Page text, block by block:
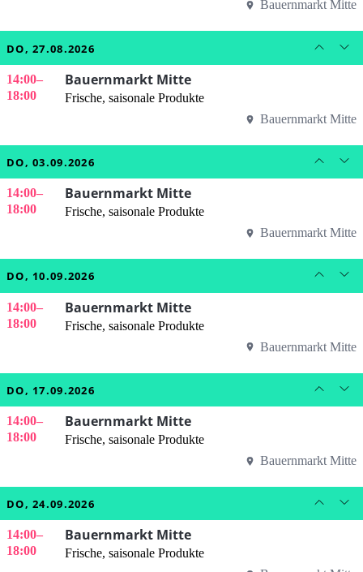
Bauernmarkt Mitte
DO, 27.08.2026
14:00–
18:00
Bauernmarkt Mitte
Frische, saisonale Produkte
Bauernmarkt Mitte
DO, 03.09.2026
14:00–
18:00
Bauernmarkt Mitte
Frische, saisonale Produkte
Bauernmarkt Mitte
DO, 10.09.2026
14:00–
18:00
Bauernmarkt Mitte
Frische, saisonale Produkte
Bauernmarkt Mitte
DO, 17.09.2026
14:00–
18:00
Bauernmarkt Mitte
Frische, saisonale Produkte
Bauernmarkt Mitte
DO, 24.09.2026
14:00–
18:00
Bauernmarkt Mitte
Frische, saisonale Produkte